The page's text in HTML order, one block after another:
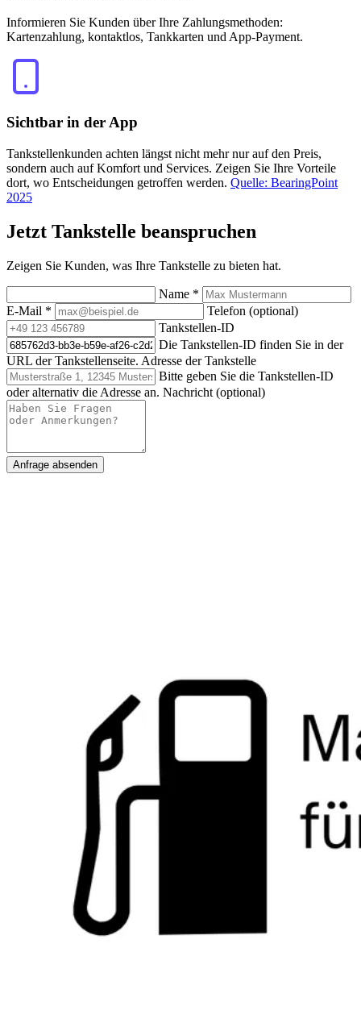
Informieren Sie Kunden über Ihre Zahlungsmethoden:
Kartenzahlung, kontaktlos, Tankkarten und App-Payment.
Sichtbar in der App
Tankstellenkunden achten längst nicht mehr nur auf den Preis,
sondern auch auf Komfort und Services. Zeigen Sie Ihre Vorteile
dort, wo Entscheidungen getroffen werden. Quelle: BearingPoint
2025
Jetzt Tankstelle beanspruchen
Zeigen Sie Kunden, was Ihre Tankstelle zu bieten hat.
Name *
E-Mail *
Telefon (optional)
Tankstellen-ID
Die Tankstellen-ID finden Sie in der
URL der Tankstellenseite. Adresse der Tankstelle
Bitte geben Sie die Tankstellen-ID
oder alternativ die Adresse an. Nachricht (optional)
Anfrage absenden